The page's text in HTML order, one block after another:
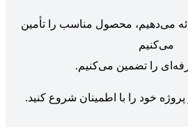
می‌دهیم، محصول مناسب را تأمین
می‌کنیم
را تضمین می‌کنیم.
پروژه خود را با اطمینان شروع کنید.